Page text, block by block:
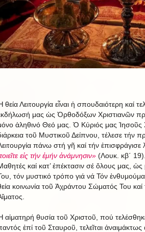
θεία Λειτουργία εἶναι ἡ σπουδαιότερη καί
μας ὡς Ὀρθοδόξων Χριστιανῶν
ἀληθινό Θεό μας. Ὁ Κύριός μας Ἰησοῦς
τοῦ Μυστικοῦ Δείπνου, τέλεσε τήν
πάνω στή γῆ καί τήν ἐπισφράγισε
εἰς τήν ἐμήν ἀνάμνησιν» (Λουκ. κβ΄
καί κατ’ ἐπέκτασιν σέ ὅλους μας,
τόν μυστικό τρόπο γιά νά Τόν
κοινωνία τοῦ Ἀχράντου Σώματός Του καί
αἱματηρή θυσία τοῦ Χριστοῦ, πού
ἐπί τοῦ Σταυροῦ, τελεῖται